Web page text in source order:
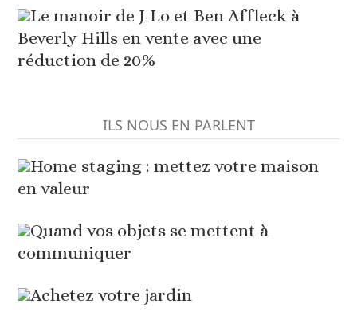
Le manoir de J-Lo et Ben Affleck à
Beverly Hills en vente avec une
réduction de 20%
ILS NOUS EN PARLENT
Home staging : mettez votre maison
en valeur
Quand vos objets se mettent à
communiquer
Achetez votre jardin